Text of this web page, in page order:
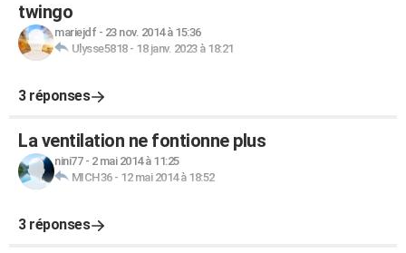
twingo
mariejdf- 23 nov. 2014 à 15:36
Ulysse5818- 18 janv. 2023 à 18:21
3 réponses
La ventilation ne fontionne plus
nini77- 2 mai 2014 à 11:25
MICH36- 12 mai 2014 à 18:52
3 réponses